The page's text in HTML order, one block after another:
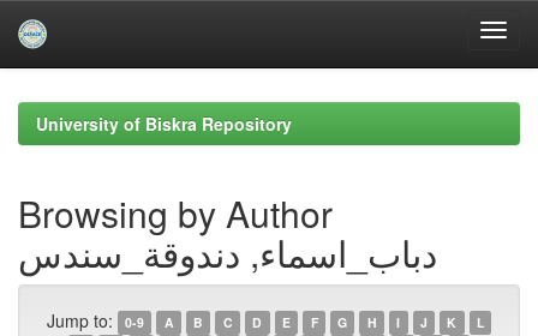
navigationUniversity of Biskra Repository
Browsing by Author
دباب_اسماء, دندوقة_سندس
Jump to: 0-9 A B C D E F G H I J K
L